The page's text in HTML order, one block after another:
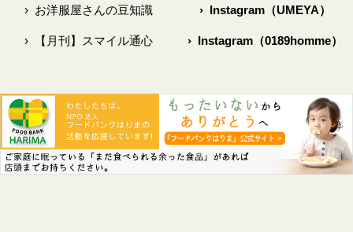
›お洋服屋さんの豆知識
›【月刊】スマイル通心
›Instagram（UMEYA）
›Instagram（0189homme）